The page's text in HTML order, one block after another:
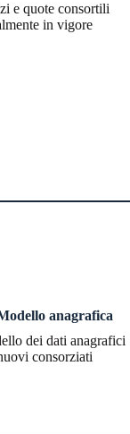
e quote consortili
in vigore
anagrafica
dei dati anagrafici
consorziati